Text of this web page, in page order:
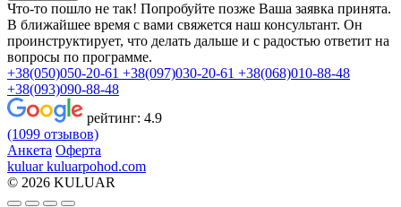
Что-то пошло не так! Попробуйте позже Ваша заявка принята.
В ближайшее время с вами свяжется наш консультант. Он
проинструктирует, что делать дальше и с радостью ответит на
вопросы по программе.
+38(050)050-20-61 +38(097)030-20-61 +38(068)010-88-48
+38(093)090-88-48
рейтинг: 4.9
(1099 отзывов)
Анкета Оферта
kuluar kuluarpohod.com
© 2026 KULUAR